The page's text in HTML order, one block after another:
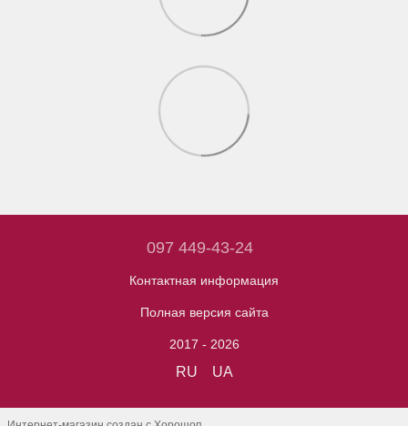
097 449-43-24
Контактная информация
Полная версия сайта
2017 - 2026
RU UA